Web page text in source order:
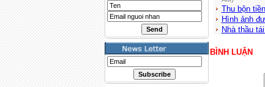
Thu bộn
Hình ảnh
Nhà thầu
BÌNH LUẬN